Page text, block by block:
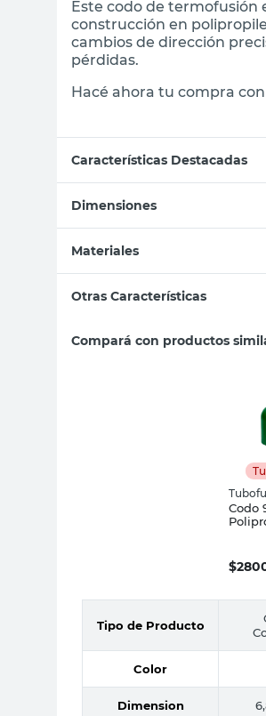
Este codo de termofusión
construcción en
cambios de dirección
pérdidas.
Hacé ahora tu compra
Características Destacadas
Dimensiones
Materiales
Otras Características
Compará con productos
Codo
$
Tipo de Producto
Color
Dimension